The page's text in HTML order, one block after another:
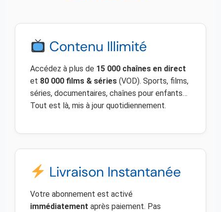
Contenu Illimité
Accédez à plus de 15 000 chaînes en direct
et 80 000 films & séries (VOD). Sports, films,
séries, documentaires, chaînes pour enfants…
Tout est là, mis à jour quotidiennement.
Livraison Instantanée
Votre abonnement est activé
immédiatement après paiement. Pas